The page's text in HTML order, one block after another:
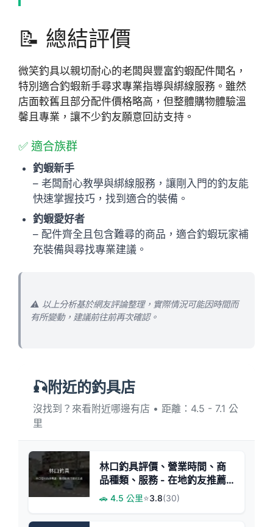
📝 總結評價
微笑釣具以親切耐心的老闆與豐富釣蝦配件聞名，
特別適合釣蝦新手尋求專業指導與綁線服務。雖然
店面較舊且部分配件價格略高，但整體購物體驗溫
馨且專業，讓不少釣友願意回訪支持。
✅ 適合族群
釣蝦新手
– 老闆耐心教學與綁線服務，讓剛入門的釣友能
快速掌握技巧，找到適合的裝備。
釣蝦愛好者
– 配件齊全且包含難尋的商品，適合釣蝦玩家補
充裝備與尋找專業建議。
⚠️ 以上分析基於網友評論整理，實際情況可能因時間而
有所變動，建議前往前再次確認。
🎣附近的釣具店
沒找到？來看附近哪邊有店 • 距離：4.5 - 7.1 公
里
林口釣具評價、營業時間、商
品種類、服務 - 在地釣友推薦
的親切老店
🚗 4.5 公里⭐3.8(30)